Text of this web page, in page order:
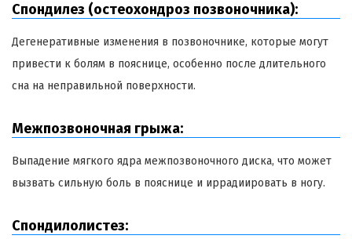
Спондилез (остеохондроз позвоночника):
Дегенеративные изменения в позвоночнике, которые могут
привести к болям в пояснице, особенно после длительного
сна на неправильной поверхности.
Межпозвоночная грыжа:
Выпадение мягкого ядра межпозвоночного диска, что может
вызвать сильную боль в пояснице и иррадиировать в ногу.
Спондилолистез: